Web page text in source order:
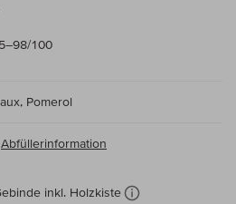
100
Pomerol
Abfüllerinformation
inkl. Holzkiste